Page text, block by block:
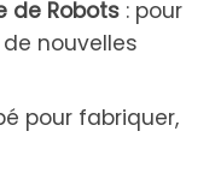
de Robots : pour
nouvelles
pour fabriquer,